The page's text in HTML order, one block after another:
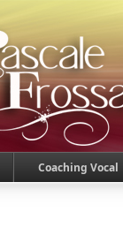
Coaching Vocal